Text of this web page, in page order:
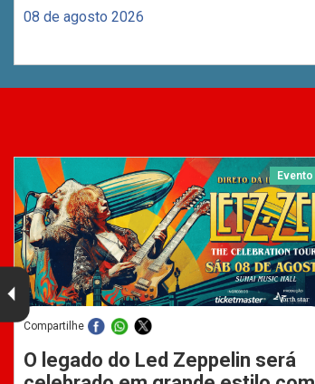
08 de agosto 2026
Evento
Compartilhe
O legado do Led Zeppelin será